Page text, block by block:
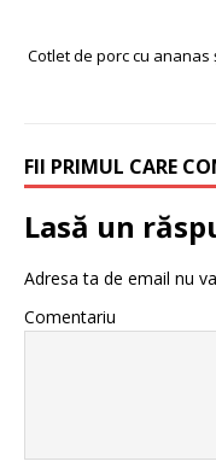
Cotlet de porc cu
FII PRIMUL CARE
Lasă un
Adresa ta de email nu
Comentariu